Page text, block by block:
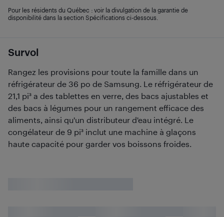
Survol
Rangez les provisions pour toute la famille dans un
réfrigérateur de 36 po de Samsung. Le réfrigérateur de
21,1 pi³ a des tablettes en verre, des bacs ajustables et
des bacs à légumes pour un rangement efficace des
aliments, ainsi qu'un distributeur d'eau intégré. Le
congélateur de 9 pi³ inclut une machine à glaçons
haute capacité pour garder vos boissons froides.
Pour les résidents du Québec : voir la divulgation de la garantie de
disponibilité dans la section Spécifications ci-dessous.